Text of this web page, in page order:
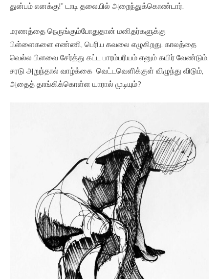
துன்பம் எனக்கு!” டாடி தலையில் அறைந்துக்கொண்டார்.
மரணத்தை நெருங்கும்போதுதான் மனிதர்களுக்கு
பிள்ளைகளை எண்ணி, பெரிய கவலை எழுகிறது. காலத்தை
வெல்ல பிளவை சேர்த்து கட்ட பாரம்பரியம் எனும் கயிர் வேண்டும்.
சரடு அறுந்தால் வாழ்க்கை வெட்டவெளிக்குள் விழுந்து விடும்,
அதைத் தாங்கிக்கொள்ள யாரால் முடியும்?